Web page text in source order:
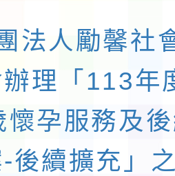
法人勵馨社
理「113年
懷孕服務及
後續擴充」